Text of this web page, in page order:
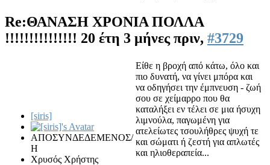
Re:ΘΑΝΑΣΗ ΧΡΟΝΙΑ ΠΟΛΛΑ
!!!!!!!!!!!!!!! 20 έτη 3 μήνες πριν, #3729
[siris]
ΑΠΟΣΥΝΔΕΔΕΜΕΝΟΣ/
Η
Χρυσός Χρήστης
Είθε η βροχή από κάτω, όλο και
πιο δυνατή, να γίνει μπόρα και
να οδηγήσει την έμπνευση - ζωή
σου σε χείμαρρο που θα
καταλήξει εν τέλει σε μια ήσυχη
λιμνούλα, παγωμένη για
ατελείωτες τσουλήθρες ψυχή τε
και σώματι ή ζεστή για απλωτές
και ηλιοθεραπεία...